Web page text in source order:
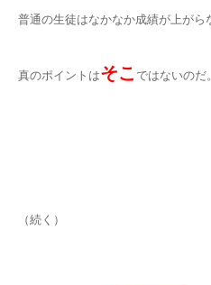
普通の生徒はなかなか成績が上がら
真のポイントはそこ ではないのだ。
（続く）